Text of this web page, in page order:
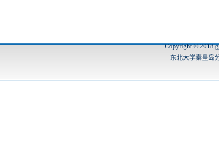
Copyright © 2018
东北大学秦皇岛